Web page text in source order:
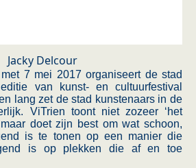
Jacky Delcour
7 mei 2017 organiseert de stad
van kunst- en cultuurfestival
lang zet de stad kunstenaars in de
ViTrien toont niet zozeer ‘het
doet zijn best om wat schoon,
is te tonen op een manier die
is op plekken die af en toe